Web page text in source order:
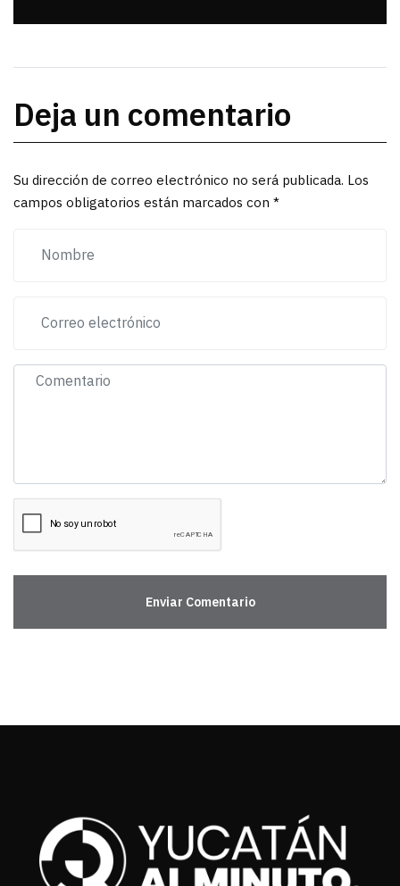
Deja un comentario
Su dirección de correo electrónico no será publicada. Los
campos obligatorios están marcados con *
Enviar Comentario